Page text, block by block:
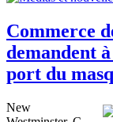
Commerce
demandent
port du
New